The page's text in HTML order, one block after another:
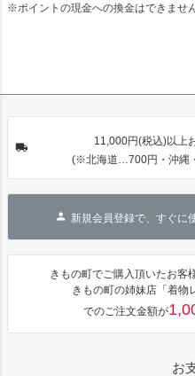
ポイントの現金への換金はできません
11,000円(税込)以上
(※北海道…700円・沖縄
新規会員登録で、すぐに
きもの町でご購入頂いたお客
きもの町の姉妹店「着物
でのご注文金額が
お